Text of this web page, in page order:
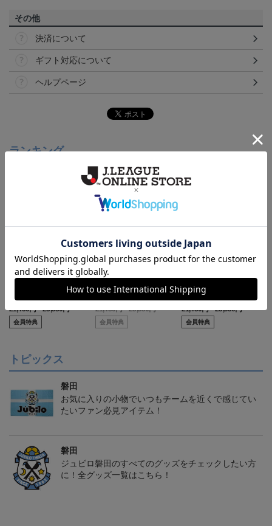
その他
決済について
ギフト対応について
ヘルプページ
ランキング
【S～4XL】2026/27ユニ
クモデル:FP1st
21,450円～25,950円
会員特典
クモデル:GK
21,450円～25,950円
会員特典
【S～4XL】2026/27ユニ
クモデル:FP2nd
21,450円～25,950円
会員特典
トピックス
磐田
お気に入りの小物でいつもチームを近くで感じてい
たいファン必見アイテム！
磐田
ジュビロ磐田のすべてのグッズをチェックしたい方
に！全グッズ一覧はこちら！